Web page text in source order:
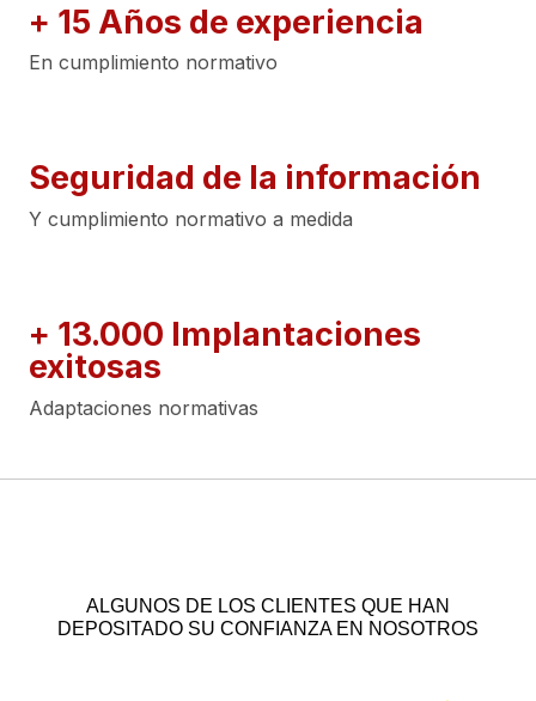
+ 15 Años de experiencia
En cumplimiento normativo
Seguridad de la información
Y cumplimiento normativo a medida
+ 13.000 Implantaciones
exitosas
Adaptaciones normativas
ALGUNOS DE LOS CLIENTES QUE HAN
DEPOSITADO SU CONFIANZA EN NOSOTROS